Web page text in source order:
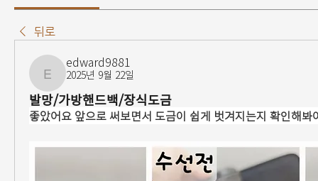
뒤로
edward9881
edward9881
2025년 9월 22일
발망/가방핸드백/장식도금
좋았어요 앞으로 써보면서 도금이 쉽게 벗겨지는지 확인해봐